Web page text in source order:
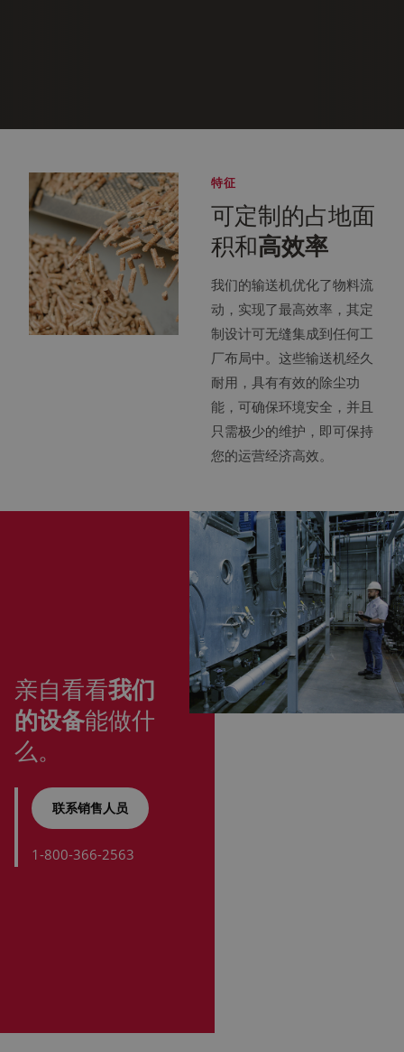
特征
可定制的占地面
积和高效率
我们的输送机优化了物料流
动，实现了最高效率，其定
制设计可无缝集成到任何工
厂布局中。这些输送机经久
耐用，具有有效的除尘功
能，可确保环境安全，并且
只需极少的维护，即可保持
您的运营经济高效。
亲自看看我们
的设备能做什
么。
联系销售人员
1-800-366-2563